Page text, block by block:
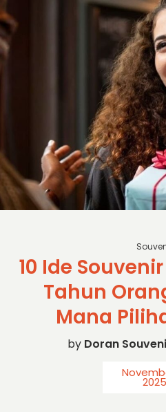
10 Ide
Tahun
Mana
by Doran
2025